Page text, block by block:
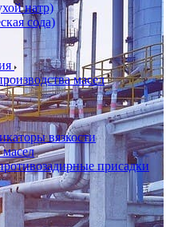
натр)
сода)
масел
вязкости
присадки